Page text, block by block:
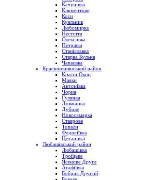
Качурівка
Климентове
Коси
Куяльник
Любомирка
Нестоїта
Олексіївка
Петрівка
Станіславка
Старва Кульна
Чапаєвка
Красноокнянський район
Красні Окни
Маяки
Антонівка
Чорна
Гулянка
Довжанка
Дубове
Новосамарка
Ставрове
Топали
Федосіївка
Цеханівка
Любашівський район
Любашівка
Троїцьке
Ясенове Друге
Агафіївка
Бобрик Другий